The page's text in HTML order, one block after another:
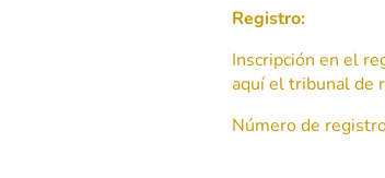
Registro:
Inscripción en el
aquí el tribunal de
Número de